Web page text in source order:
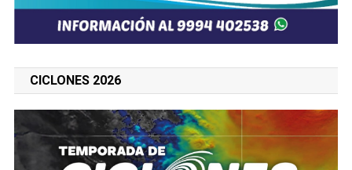
CICLONES 2026